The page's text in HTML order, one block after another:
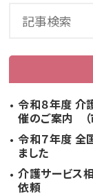
令和８年度 介
催のご案内 （
令和７年度
ました
介護サービス
依頼